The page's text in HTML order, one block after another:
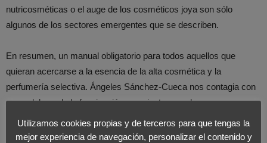
nutricosméticas o el auge de los cosméticos joya son sólo
algunos de los sectores emergentes que se describen.
En resumen, un manual obligatorio para todos aquellos que
quieran acercarse a la esencia de la alta cosmética y la
perfumería selectiva. Ángeles Sánchez-Cueca nos contagia con
sus palabras de la fascinación que sienten muchas personas por
el sector al relatar con pasión el conocimiento que ha adquirido
tras años de trabajo. En definitiva, un libro que se adentra en un
Utilizamos cookies propias y de terceros para que tengas la
mejor experiencia de navegación, personalizar el contenido y